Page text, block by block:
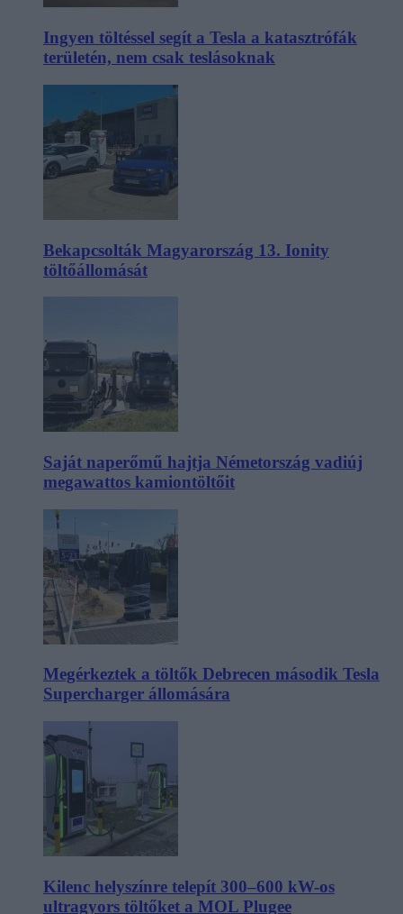
Ingyen töltéssel segít a Tesla a katasztrófák
területén, nem csak teslásoknak
Bekapcsolták Magyarország 13. Ionity
töltőállomását
Saját naperőmű hajtja Németország vadiúj
megawattos kamiontöltőit
Megérkeztek a töltők Debrecen második Tesla
Supercharger állomására
Kilenc helyszínre telepít 300–600 kW-os
ultragyors töltőket a MOL Plugee